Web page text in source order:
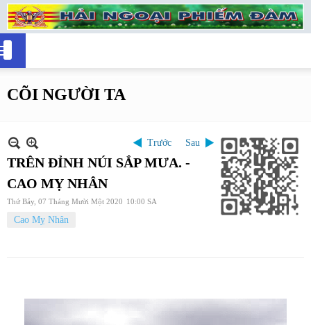
CÕI NGƯỜI TA
Trước Sau
TRÊN ĐỈNH NÚI SẮP MƯA. -
CAO MỴ NHÂN
Thứ Bảy, 07 Tháng Mười Một 2020 10:00 SA
Cao Mỵ Nhân